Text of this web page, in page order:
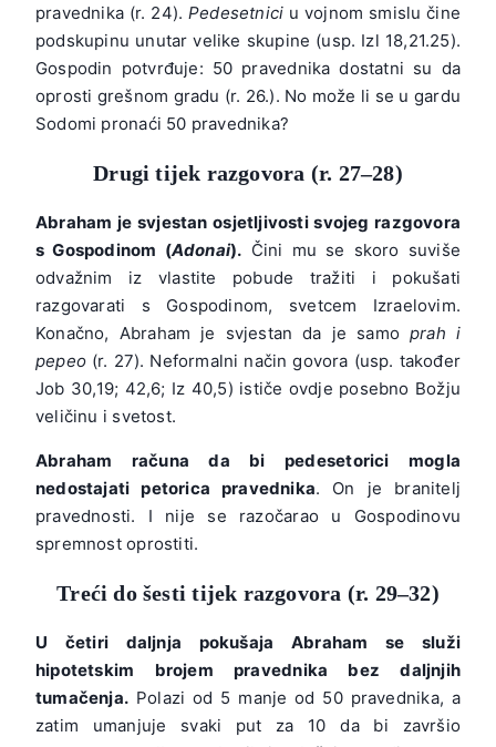
pravednika (r. 24). Pedesetnici u vojnom smislu čine
podskupinu unutar velike skupine (usp. Izl 18,21.25).
Gospodin potvrđuje: 50 pravednika dostatni su da
oprosti grešnom gradu (r. 26.). No može li se u gardu
Sodomi pronaći 50 pravednika?
Drugi tijek razgovora (r. 27–28)
Abraham je svjestan osjetljivosti svojeg razgovora
s Gospodinom (Adonai). Čini mu se skoro suviše
odvažnim iz vlastite pobude tražiti i pokušati
razgovarati s Gospodinom, svetcem Izraelovim.
Konačno, Abraham je svjestan da je samo prah i
pepeo (r. 27). Neformalni način govora (usp. također
Job 30,19; 42,6; Iz 40,5) ističe ovdje posebno Božju
veličinu i svetost.
Abraham računa da bi pedesetorici mogla
nedostajati petorica pravednika. On je branitelj
pravednosti. I nije se razočarao u Gospodinovu
spremnost oprostiti.
Treći do šesti tijek razgovora (r. 29–32)
U četiri daljnja pokušaja Abraham se služi
hipotetskim brojem pravednika bez daljnjih
tumačenja. Polazi od 5 manje od 50 pravednika, a
zatim umanjuje svaki put za 10 da bi završio